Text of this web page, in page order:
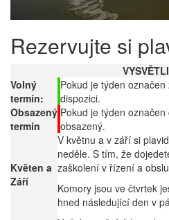
Rezervujte si
Volný
termín:
Pokud je týden
dispozici.
Obsazený
termín
Pokud je týden
obsazený.
Květen a
Září
V květnu a v září si
neděle. S tím, že
zaškolení v řízení a
Komory jsou ve čtvrtek
hned následující den v